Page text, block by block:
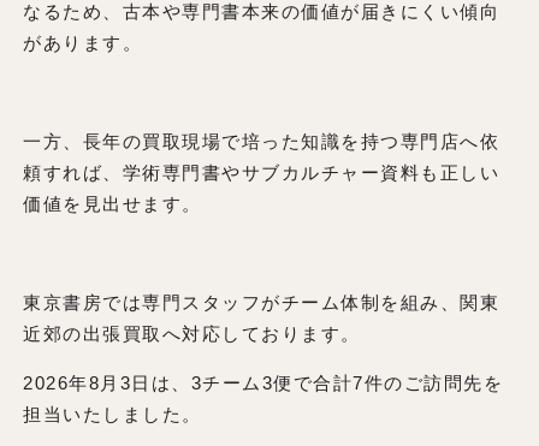
なるため、古本や専門書本来の価値が届きにくい傾向
があります。
一方、長年の買取現場で培った知識を持つ専門店へ依
頼すれば、学術専門書やサブカルチャー資料も正しい
価値を見出せます。
東京書房では専門スタッフがチーム体制を組み、関東
近郊の出張買取へ対応しております。
2026年8月3日は、3チーム3便で合計7件のご訪問先を
担当いたしました。